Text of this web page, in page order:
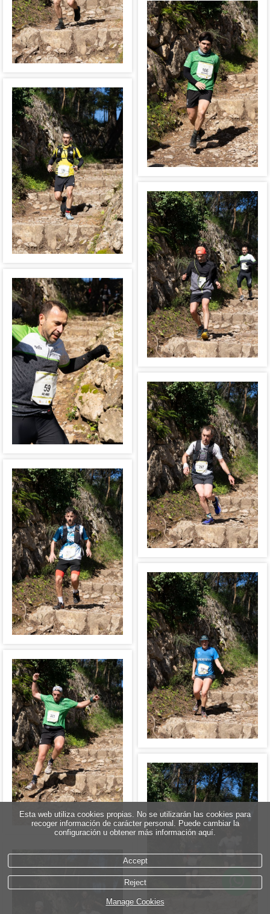
Esta web utiliza cookies propias. No se utilizarán las cookies para
recoger información de carácter personal. Puede cambiar la
configuración u obtener más información aquí.
Accept
Reject
Manage Cookies